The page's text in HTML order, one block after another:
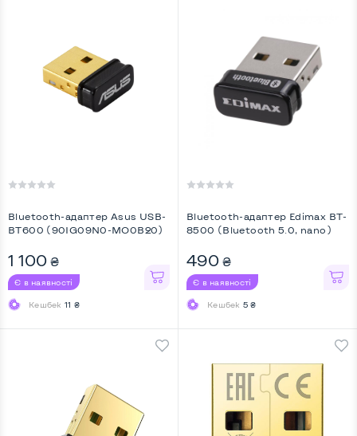
Bluetooth-адаптер Asus USB-
BT600 (90IG09N0-MO0B20)
1 100 ₴
Є в наявності
Кешбек 11 ₴
Bluetooth-адаптер Edimax BT-
8500 (Bluetooth 5.0, nano)
490 ₴
Є в наявності
Кешбек 5 ₴